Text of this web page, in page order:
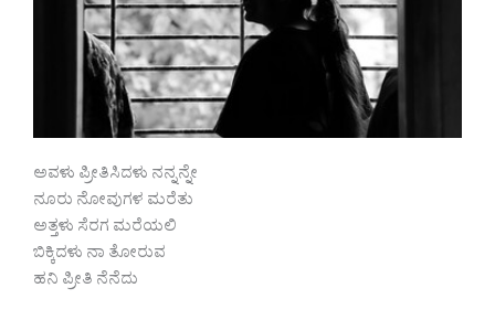
ಅವಳು ಪ್ರೀತಿಸಿದಳು ನನ್ನನ್ನೇ
ನೂರು ನೋವುಗಳ ಮರೆತು
ಅತ್ತಳು ಸೆರಗ ಮರೆಯಲಿ
ಬಿಕ್ಕಿದಳು ನಾ ತೋರುವ
ಹನಿ ಪ್ರೀತಿ ನೆನೆದು